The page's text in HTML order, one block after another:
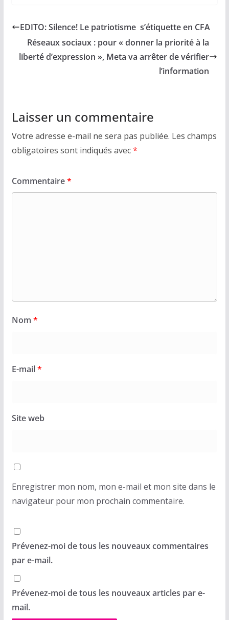
EDITO: Silence! Le patriotisme s’étiquette en CFA
Réseaux sociaux : pour « donner la priorité à la
liberté d’expression », Meta va arrêter de vérifier
l’information
Laisser un commentaire
Votre adresse e-mail ne sera pas publiée. Les champs
obligatoires sont indiqués avec*
Commentaire*
Nom *
E-mail*
Site web
Enregistrer mon nom, mon e-mail et mon site dans le
navigateur pour mon prochain commentaire.
Prévenez-moi de tous les nouveaux commentaires
par e-mail.
Prévenez-moi de tous les nouveaux articles par e-
mail.